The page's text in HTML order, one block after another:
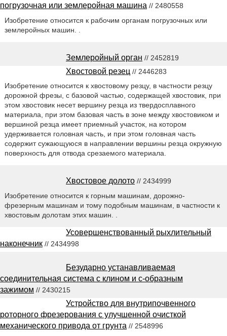
погрузочная или землеройная машина // 2480558
Изобретение относится к рабочим органам погрузочных или
землеройных машин. .
Землеройный орган // 2452819
Хвостовой резец // 2446283
Изобретение относится к хвостовому резцу, в частности резцу
дорожной фрезы, с базовой частью, содержащей хвостовик, при
этом хвостовик несет вершину резца из твердосплавного
материала, при этом базовая часть в зоне между хвостовиком и
вершиной резца имеет приемный участок, на котором
удерживается головная часть, и при этом головная часть
содержит сужающуюся в направлении вершины резца окружную
поверхность для отвода срезаемого материала.
Хвостовое долото // 2434999
Изобретение относится к горным машинам, дорожно-
фрезерным машинам и тому подобным машинам, в частности к
хвостовым долотам этих машин. .
Усовершенствованный рыхлительный
наконечник // 2434998
Безударно устанавливаемая
соединительная система с клином и с-образным
зажимом // 2430215
Устройство для внутрипочвенного
роторного фрезерования с улучшенной очисткой
механического привода от грунта // 2548996